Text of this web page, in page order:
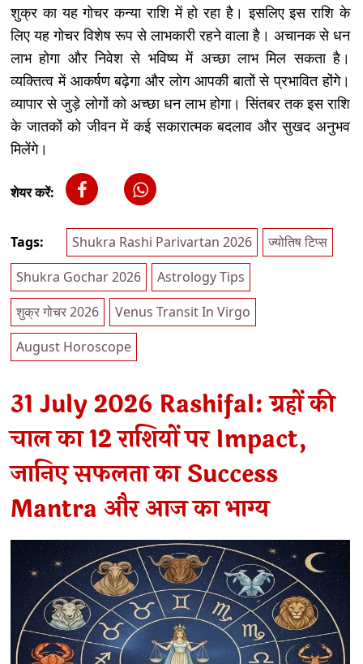
शुक्र का यह गोचर कन्या राशि में हो रहा है। इसलिए इस राशि के
लिए यह गोचर विशेष रूप से लाभकारी रहने वाला है। अचानक से धन
लाभ होगा और निवेश से भविष्य में अच्छा लाभ मिल सकता है।
व्यक्तित्व में आकर्षण बढ़ेगा और लोग आपकी बातों से प्रभावित होंगे।
व्यापार से जुड़े लोगों को अच्छा धन लाभ होगा। सिंतबर तक इस राशि
के जातकों को जीवन में कई सकारात्मक बदलाव और सुखद अनुभव
मिलेंगे।
शेयर करें:
Tags: Shukra Rashi Parivartan 2026
ज्योतिष टिप्स
Shukra Gochar 2026
Astrology Tips
शुक्र गोचर 2026
Venus Transit In Virgo
August Horoscope
31 July 2026 Rashifal: ग्रहों की
चाल का 12 राशियों पर Impact,
जानिए सफलता का Success
Mantra और आज का भाग्य